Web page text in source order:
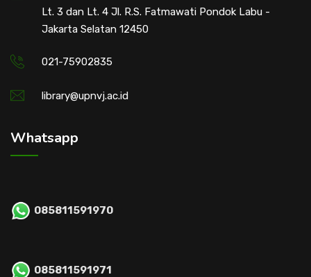
Lt. 3 dan Lt. 4 Jl. R.S. Fatmawati Pondok Labu -
Jakarta Selatan 12450
021-75902835
library@upnvj.ac.id
Whatsapp
085811591970
085811591971